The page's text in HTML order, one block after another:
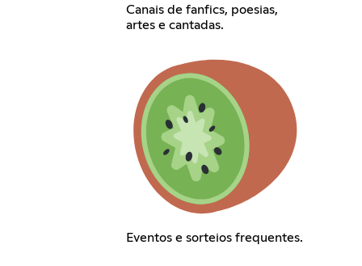
Canais de fanfics, poesias,
artes e cantadas.
Eventos e sorteios frequentes.